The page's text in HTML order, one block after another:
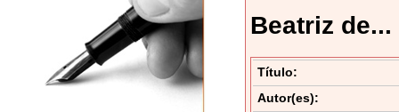
Beatriz de...
Título:
Autor(es):